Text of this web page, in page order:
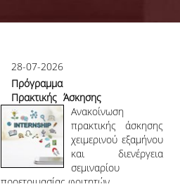
28-07-2026
Πρόγραμμα
Πρακτικής Άσκησης
Χειμερινού
Εξαμήνου 2026-
2027
Ανακοίνωση
πρακτικής άσκησης
χειμερινού εξαμήνου
και διενέργεια
σεμιναρίου
προετοιμασίας φοιτητών.